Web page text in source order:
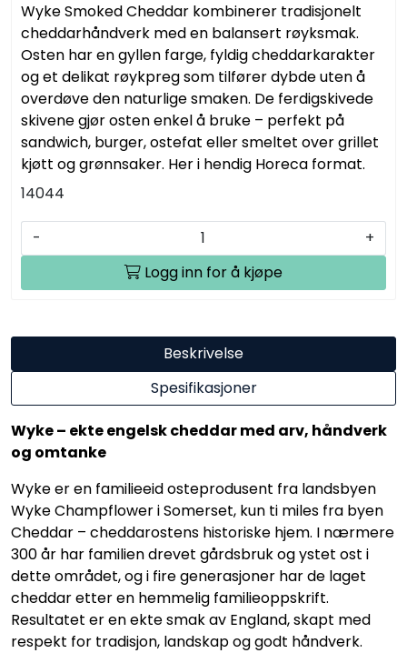
Wyke Smoked Cheddar kombinerer tradisjonelt
cheddarhåndverk med en balansert røyksmak.
Osten har en gyllen farge, fyldig cheddarkarakter
og et delikat røykpreg som tilfører dybde uten å
overdøve den naturlige smaken. De ferdigskivede
skivene gjør osten enkel å bruke – perfekt på
sandwich, burger, ostefat eller smeltet over grillet
kjøtt og grønnsaker. Her i hendig Horeca format.
14044
-
+
Logg inn for å kjøpe
Beskrivelse
Spesifikasjoner
Wyke – ekte engelsk cheddar med arv, håndverk
og omtanke
Wyke er en familieeid osteprodusent fra landsbyen
Wyke Champflower i Somerset, kun ti miles fra byen
Cheddar – cheddarostens historiske hjem. I nærmere
300 år har familien drevet gårdsbruk og ystet ost i
dette området, og i fire generasjoner har de laget
cheddar etter en hemmelig familieoppskrift.
Resultatet er en ekte smak av England, skapt med
respekt for tradisjon, landskap og godt håndverk.